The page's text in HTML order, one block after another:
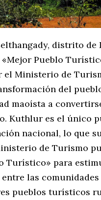
distrito de
Pueblo
Ministerio de
del
maoísta a
Kuthlur es el único
nacional, lo que
de Turismo
Turístico» para
las comunidades
pueblos turísticos